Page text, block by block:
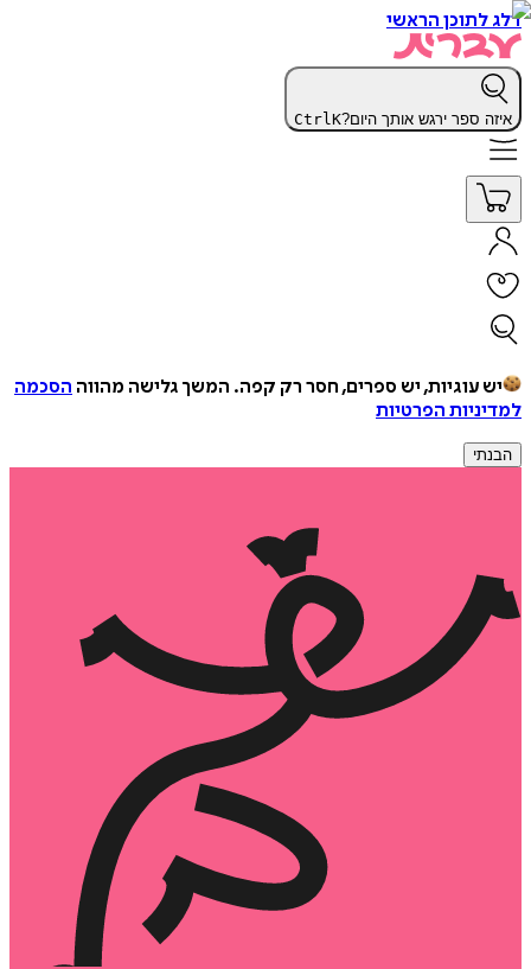
דלג לתוכן הראשי
איזה ספר ירגש אותך היום? CtrlK
יש עוגיות, יש ספרים, חסר רק קפה. המשך גלישה מהווה הסכמה
למדיניות הפרטיות
הבנתי